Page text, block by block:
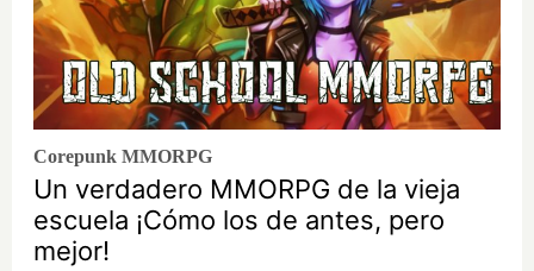
Corepunk MMORPG
Un verdadero MMORPG de la vieja
escuela ¡Cómo los de antes, pero
mejor!